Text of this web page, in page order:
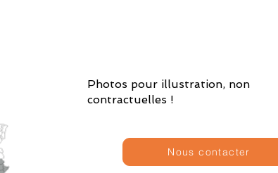
Photos pour illustration, non
contractuelles !
Nous contacter